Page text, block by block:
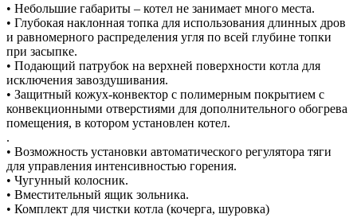
• Небольшие габариты – котел не занимает много места.
• Глубокая наклонная топка для использования длинных дров
и равномерного распределения угля по всей глубине топки
при засыпке.
• Подающий патрубок на верхней поверхности котла для
исключения завоздушивания.
• Защитный кожух-конвектор с полимерным покрытием с
конвекционными отверстиями для дополнительного обогрева
помещения, в котором установлен котел.
.
• Возможность установки автоматического регулятора тяги
для управления интенсивностью горения.
• Чугунный колосник.
• Вместительный ящик зольника.
• Комплект для чистки котла (кочерга, шуровка)